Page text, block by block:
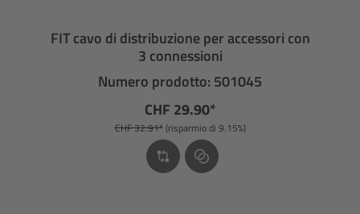
FIT cavo di distribuzione per accessori con
3 connessioni
Numero prodotto: 501045
CHF 29.90*
CHF 32.91*(risparmio di 9.15%)